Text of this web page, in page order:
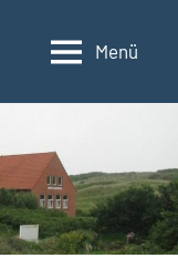
Menü